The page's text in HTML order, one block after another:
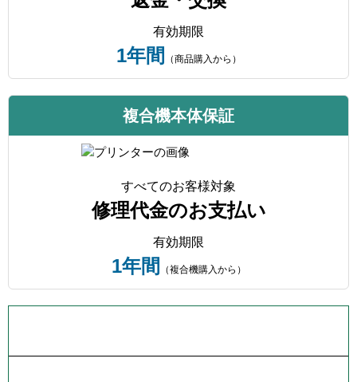
有効期限
1年間 （商品購入から）
複合機本体保証
すべてのお客様対象
修理代金のお支払い
有効期限
1年間 （複合機購入から）